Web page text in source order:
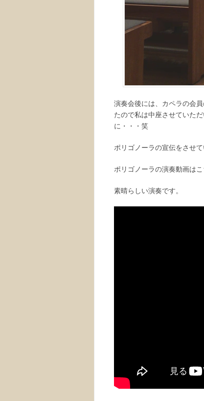
演奏会後には、カペラの会
たので私は中座させていた
に・・・笑
ポリゴノーラの宣伝をさせ
ポリゴノーラの演奏動画は
素晴らしい演奏です。